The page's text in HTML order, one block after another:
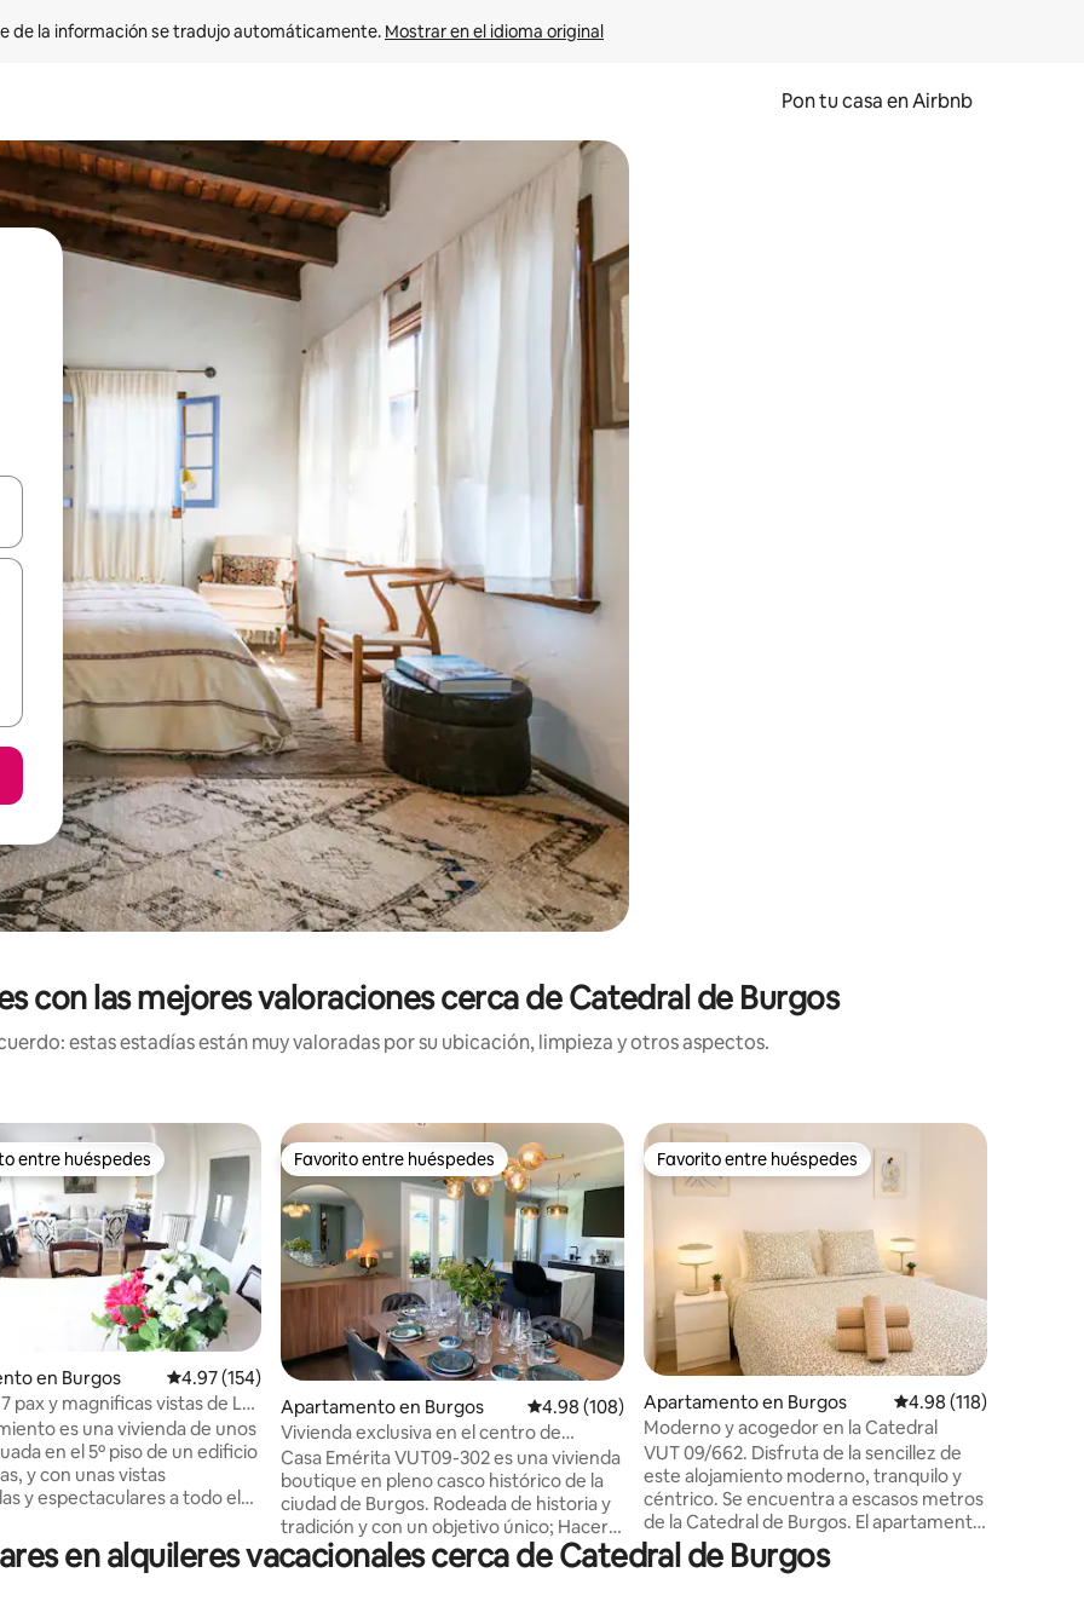
de la información se tradujo automáticamente. Mostrar en el idioma original
Pon tu casa en Airbnb
las teclas de flecha hacia arriba y hacia abajo o explora con el tacto o desliza el dedo.
con las mejores valoraciones cerca de Catedral de Burgos
estas estadías están muy valoradas por su ubicación, limpieza y otros aspectos.
de 5, 151 reseñas
huéspedes preferido
entre huéspedes
en Burgos Calificación promedio: 4.97 de 5, 154 reseñas
4.97 (154)
pax y magnificas vistas de La
es una vivienda de unos
en el 5º piso de un edificio
y con unas vistas
y espectaculares a todo el
renovado que consta de 4
un gran salón con WIFI, una
Favorito entre huéspedes
Favorito entre huéspedes
Apartamento en Burgos Calificación promedio: 4.98 de 5, 108 reseñas
4.98 (108)
Vivienda exclusiva en el centro de
Burgos.
Casa Emérita VUT09-302 es una vivienda
boutique en pleno casco histórico de la
ciudad de Burgos. Rodeada de historia y
tradición y con un objetivo único; Hacer
que sus huéspedes disfruten del diseño,
la elegancia y el confort rodeados de un
Favorito entre huéspedes
Favorito entre huéspedes
Apartamento en Burgos Calificación promedio:
4.98 (118)
Moderno y acogedor en la Catedral
VUT 09/662. Disfruta de la sencillez de
este alojamiento moderno, tranquilo y
céntrico. Se encuentra a escasos metros
de la Catedral de Burgos. El apartamento
ofrece todas las comodidades y servicios
que necesitas para tu estancia. Cuenta
en alquileres vacacionales cerca de Catedral de Burgos